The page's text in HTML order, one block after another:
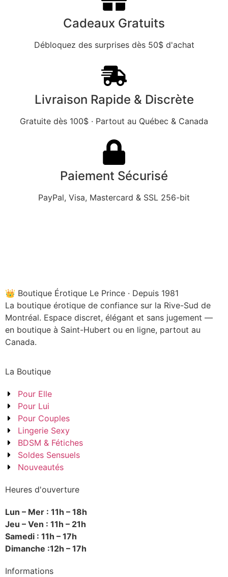
Cadeaux Gratuits
Débloquez des surprises dès 50$ d'achat
Livraison Rapide & Discrète
Gratuite dès 100$ · Partout au Québec & Canada
Paiement Sécurisé
PayPal, Visa, Mastercard & SSL 256-bit
👑 Boutique Érotique Le Prince · Depuis 1981
La boutique érotique de confiance sur la Rive-Sud de
Montréal. Espace discret, élégant et sans jugement —
en boutique à Saint-Hubert ou en ligne, partout au
Canada.
La Boutique
Pour Elle
Pour Lui
Pour Couples
Lingerie Sexy
BDSM & Fétiches
Soldes Sensuels
Nouveautés
Heures d'ouverture
Lun – Mer : 11h – 18h
Jeu – Ven : 11h – 21h
Samedi : 11h – 17h
Dimanche :12h – 17h
Informations